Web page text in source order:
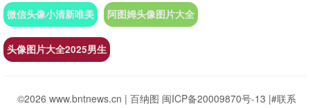
微信头像小清新唯美 阿图姆头像图片大全
头像图片大全2025男生
©2026 www.bntnews.cn | 百纳图 闽ICP备20009870号-13 |#联系